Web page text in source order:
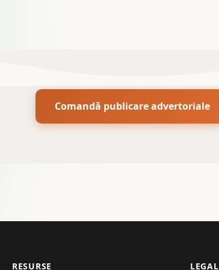
Comandă publicare advertoriale
RESURSE LEGAL